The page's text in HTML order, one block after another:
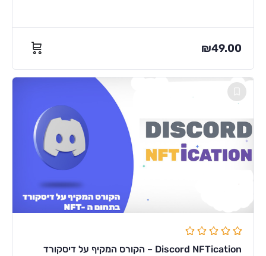
₪49.00
Discord NFTication – הקורס המקיף על דיסקורד